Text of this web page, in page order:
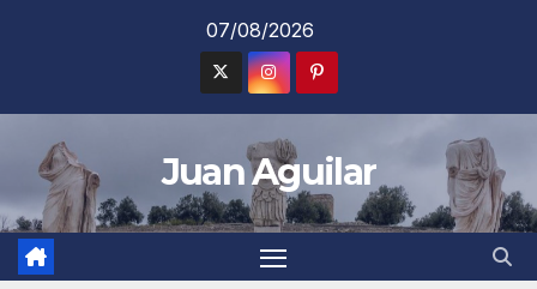
07/08/2026
Juan Aguilar